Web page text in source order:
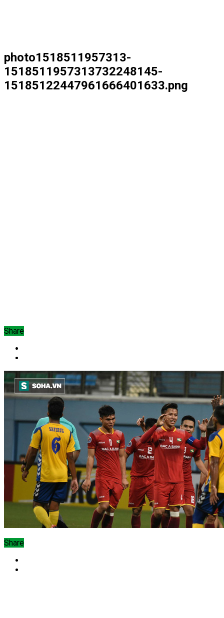
photo1518511957313-
1518511957313732248145-
15185122447961666401633.png
Share
Share